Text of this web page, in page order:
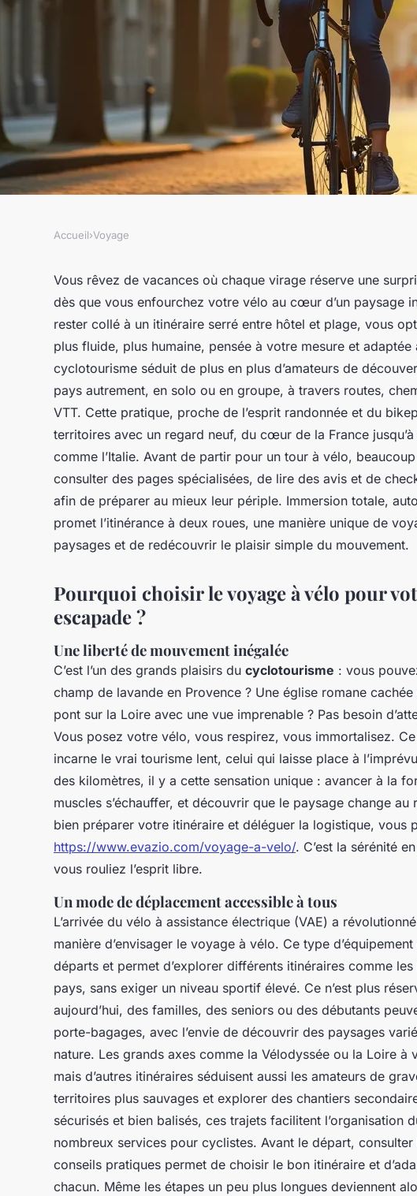
tendance du voyage à
de lecture
Accueil›Voyage
Vous rêvez de vacances où chaque virage réserve une
dès que vous enfourchez votre vélo au cœur d’un paysage
rester collé à un itinéraire serré entre hôtel et plage, vous
plus fluide, plus humaine, pensée à votre mesure et adaptée
cyclotourisme séduit de plus en plus d’amateurs de
pays autrement, en solo ou en groupe, à travers routes,
VTT. Cette pratique, proche de l’esprit randonnée et du
territoires avec un regard neuf, du cœur de la France
comme l’Italie. Avant de partir pour un tour à vélo,
consulter des pages spécialisées, de lire des avis et de
afin de préparer au mieux leur périple. Immersion totale,
promet l’itinérance à deux roues, une manière unique de
paysages et de redécouvrir le plaisir simple du mouvement.
Pourquoi choisir le voyage à vélo pour
escapade ?
Une liberté de mouvement inégalée
C’est l’un des grands plaisirs du cyclotourisme : vous
champ de lavande en Provence ? Une église romane
pont sur la Loire avec une vue imprenable ? Pas besoin
Vous posez votre vélo, vous respirez, vous immortalisez.
incarne le vrai tourisme lent, celui qui laisse place à
des kilomètres, il y a cette sensation unique : avancer à la
muscles s’échauffer, et découvrir que le paysage change
bien préparer votre itinéraire et déléguer la logistique, vous
https://www.evazio.com/voyage-a-velo/. C’est la sérénité
vous rouliez l’esprit libre.
Un mode de déplacement accessible à tous
L’arrivée du vélo à assistance électrique (VAE) a
manière d’envisager le voyage à vélo. Ce type
départs et permet d’explorer différents itinéraires comme
pays, sans exiger un niveau sportif élevé. Ce n’est plus
aujourd’hui, des familles, des seniors ou des débutants
porte-bagages, avec l’envie de découvrir des paysages
nature. Les grands axes comme la Vélodyssée ou la Loire à
mais d’autres itinéraires séduisent aussi les amateurs de
territoires plus sauvages et explorer des chantiers
sécurisés et bien balisés, ces trajets facilitent l’organisation
nombreux services pour cyclistes. Avant le départ,
conseils pratiques permet de choisir le bon itinéraire et
chacun. Même les étapes un peu plus longues deviennent